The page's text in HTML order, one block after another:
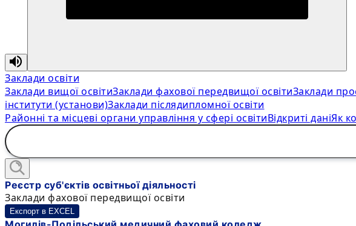
Заклади освіти
Заклади вищої освітиЗаклади фахової передвищої освітиЗаклади
інститути (установи)Заклади післядипломної освіти
Районні та місцеві органи управління у сфері освітиВідкриті даніЯк
Реєстр суб'єктів освітньої діяльності
Заклади фахової передвищої освіти
Експорт в EXCEL